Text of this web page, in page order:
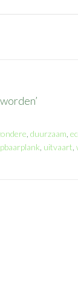
duurzaam
uitvaart